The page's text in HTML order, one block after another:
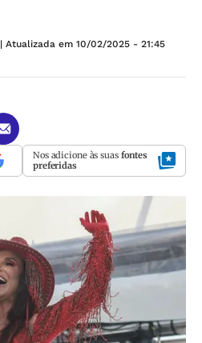
| Atualizada em 10/02/2025 - 21:45
Nos adicione às suas fontes
preferidas